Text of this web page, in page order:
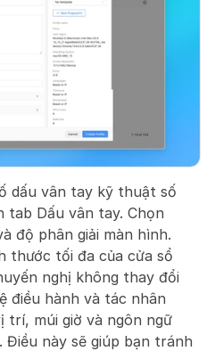
dấu vân tay kỹ thuật số
tab Dấu vân tay. Chọn
độ phân giải màn hình.
thước tối đa của cửa sổ
nghị không thay đổi
điều hành và tác nhân
trí, múi giờ và ngôn ngữ
này sẽ giúp bạn tránh